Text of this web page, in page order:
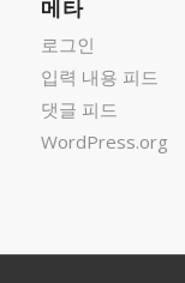
메타
로그인
입력 내용 피드
댓글 피드
WordPress.org